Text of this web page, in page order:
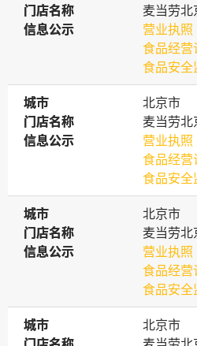
门店名称
门店名称
麦当劳北
信息公示
信息公示
营业执照
食品经营
食品安全
城市
城市
北京市
门店名称
门店名称
麦当劳北
信息公示
信息公示
营业执照
食品经营
食品安全
城市
城市
北京市
门店名称
门店名称
麦当劳北
信息公示
信息公示
营业执照
食品经营
食品安全
城市
城市
北京市